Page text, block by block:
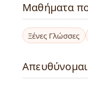
Μαθήματα
Ξένες Γλώσσες